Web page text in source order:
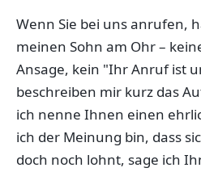
Wenn Sie bei uns anrufen,
meinen Sohn am Ohr –
Ansage, kein "Ihr Anruf ist
beschreiben mir kurz das
ich nenne Ihnen einen
ich der Meinung bin, dass
doch noch lohnt, sage ich